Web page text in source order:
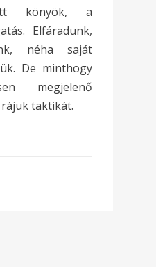
könyök, a
Elfáradunk,
néha saját
De minthogy
megjelenő
taktikát.